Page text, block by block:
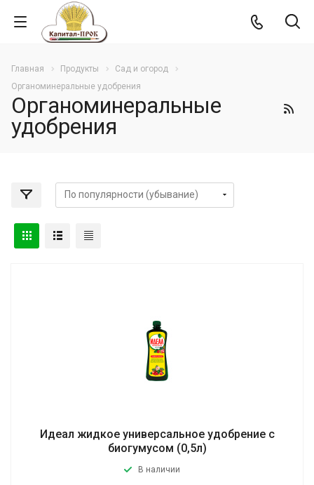
Главная Продукты
Сад и огород
Органоминеральные удобрения
Органоминеральные
удобрения
Идеал жидкое универсальное удобрение с
биогумусом (0,5л)
В наличии